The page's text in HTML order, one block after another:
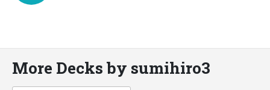
More Decks by sumihiro3